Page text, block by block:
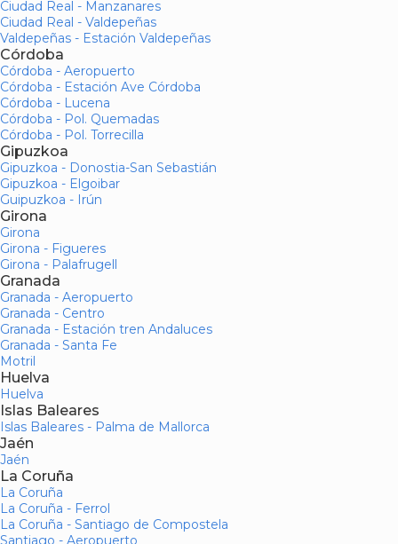
Ciudad Real - Manzanares
Ciudad Real - Valdepeñas
Valdepeñas - Estación Valdepeñas
Córdoba
Córdoba - Aeropuerto
Córdoba - Estación Ave Córdoba
Córdoba - Lucena
Córdoba - Pol. Quemadas
Córdoba - Pol. Torrecilla
Gipuzkoa
Gipuzkoa - Donostia-San Sebastián
Gipuzkoa - Elgoibar
Guipuzkoa - Irún
Girona
Girona
Girona - Figueres
Girona - Palafrugell
Granada
Granada - Aeropuerto
Granada - Centro
Granada - Estación tren Andaluces
Granada - Santa Fe
Motril
Huelva
Huelva
Islas Baleares
Islas Baleares - Palma de Mallorca
Jaén
Jaén
La Coruña
La Coruña
La Coruña - Ferrol
La Coruña - Santiago de Compostela
Santiago - Aeropuerto